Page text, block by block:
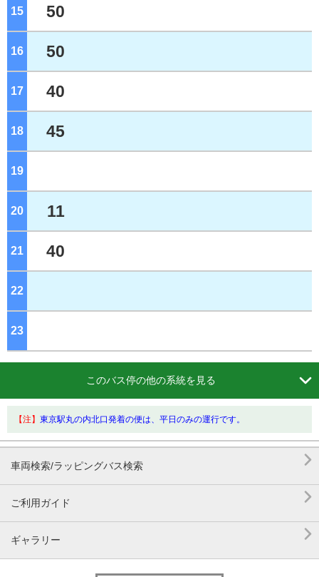
15 50
16 50
17 40
18 45
19
20 11
21 40
22
23
このバス停の他の系統を見る 
【注】 東京駅丸の内北口発着の便は、平日のみの運行です。
車両検索/ラッピングバス検索 
ご利用ガイド 
ギャラリー 